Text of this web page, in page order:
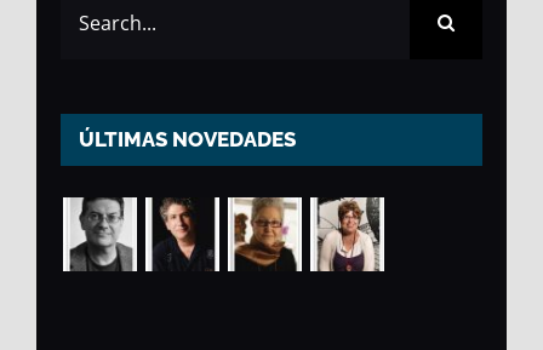
for:
ÚLTIMAS NOVEDADES